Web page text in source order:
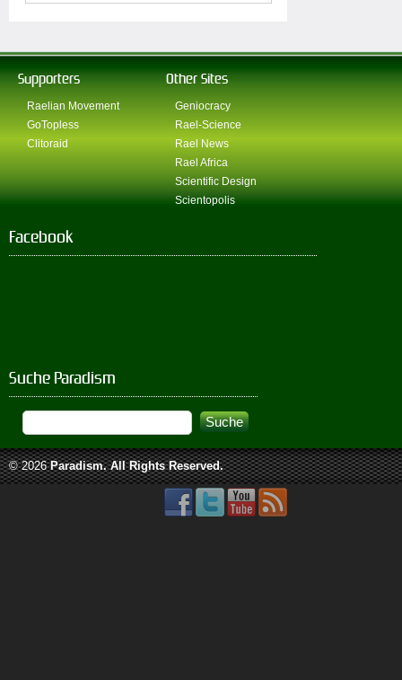
Supporters
Raelian Movement
GoTopless
Clitoraid
Other Sites
Geniocracy
Rael-Science
Rael News
Rael Africa
Scientific Design
Scientopolis
Facebook
Suche Paradism
© 2026 Paradism. All Rights Reserved.